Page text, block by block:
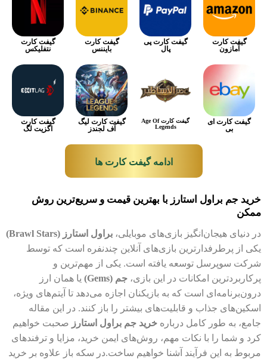
گیفت کارت
آمازون
گیفت کارت پی
پال
گیفت کارت
بایننس
گیفت کارت
نتفلیکس
گیفت کارت ای
بی
گیفت کارت Age Of
Legends
گیفت کارت لیگ
آف لجندز
گیفت کارت
اگزیت لگ
ادامه گیفت کارت ها
خرید جم براول استارز با بهترین قیمت و سریع‌ترین روش
ممکن
در دنیای هیجان‌انگیز بازی‌های موبایلی، براول استارز (Brawl Stars)
یکی از پرطرفدارترین بازی‌های آنلاین چندنفره است که توسط
شرکت سوپرسل توسعه یافته است. یکی از مهم‌ترین و
پرکاربردترین امکانات در این بازی، جم (Gems)
یا همان ارز
درون‌برنامه‌ای است که به بازیکنان اجازه می‌دهد تا آیتم‌های ویژه،
اسکین‌های جذاب و قابلیت‌های بیشتر را باز کنند. در این مقاله
جامع، به طور کامل درباره خرید جم براول استارز صحبت خواهیم
کرد و شما را با نکات مهم، روش‌های ایمن خرید، مزایا و ترفندهای
مربوط به این فرآیند آشنا خواهیم ساخت.در سکه باز علاوه بر خرید